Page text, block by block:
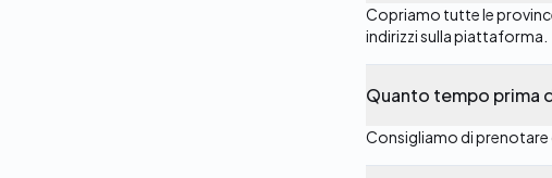
Copriamo tutte le
indirizzi sulla piattaforma.
Quanto tempo prima
Consigliamo di prenotare